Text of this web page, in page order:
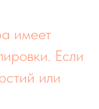
имеет
Если
или